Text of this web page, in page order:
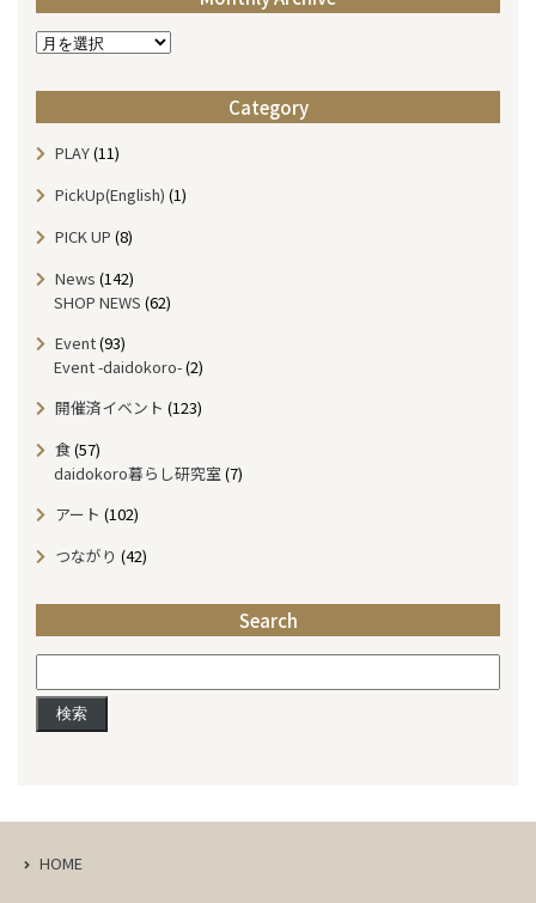
M
n
l
y
A
r
h
e
Category
PLAY(11)
PickUp(English) (1)
PICK UP (8)
News (142)
SHOP NEWS (62)
Event(93)
Event -daidokoro-(2)
開催済イベント (123)
食(57)
daidokoro暮らし研究室(7)
アート (102)
つながり (42)
Search
索:
HOME